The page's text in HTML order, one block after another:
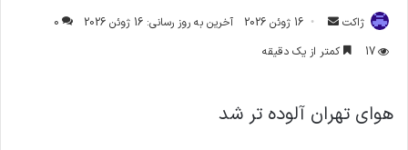
ژاکت
ارسال
ایمیل
16 ژوئن 2026 آخرین به روز رسانی: 16 ژوئن 2026
0
17
کمتر از یک دقیقه
هوای تهران آلوده تر شد